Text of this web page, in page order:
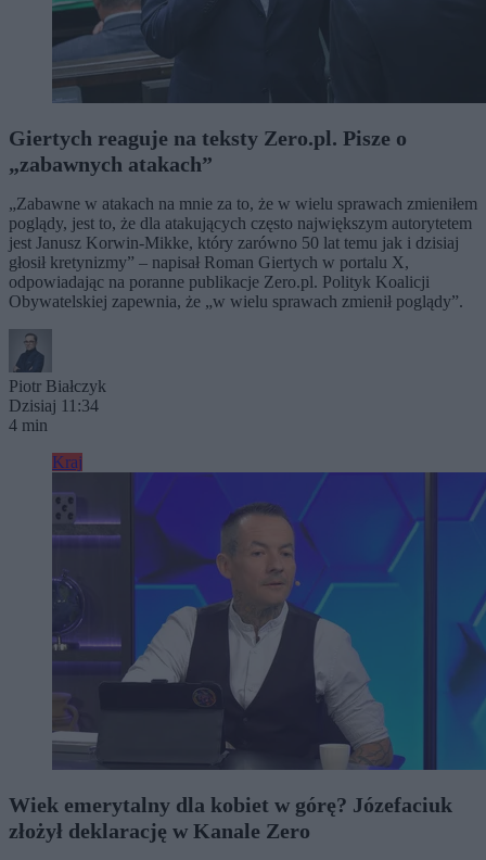
Giertych reaguje na teksty Zero.pl. Pisze o
„zabawnych atakach”
„Zabawne w atakach na mnie za to, że w wielu sprawach zmieniłem
poglądy, jest to, że dla atakujących często największym autorytetem
jest Janusz Korwin-Mikke, który zarówno 50 lat temu jak i dzisiaj
głosił kretynizmy” – napisał Roman Giertych w portalu X,
odpowiadając na poranne publikacje Zero.pl. Polityk Koalicji
Obywatelskiej zapewnia, że „w wielu sprawach zmienił poglądy”.
Piotr Białczyk
Dzisiaj 11:34
4 min
Kraj
Wiek emerytalny dla kobiet w górę? Józefaciuk
złożył deklarację w Kanale Zero